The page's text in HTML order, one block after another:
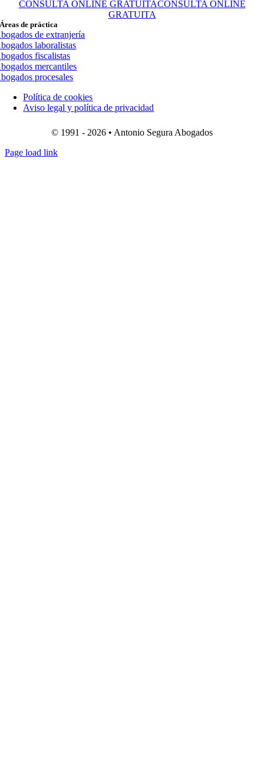
CONSULTA ONLINE GRATUITACONSULTA ONLINE
GRATUITA
Áreas de práctica
de extranjería
laboralistas
fiscalistas
mercantiles
procesales
Política de cookies
Aviso legal y política de privacidad
© 1991 - 2026 • Antonio Segura Abogados
Page load link